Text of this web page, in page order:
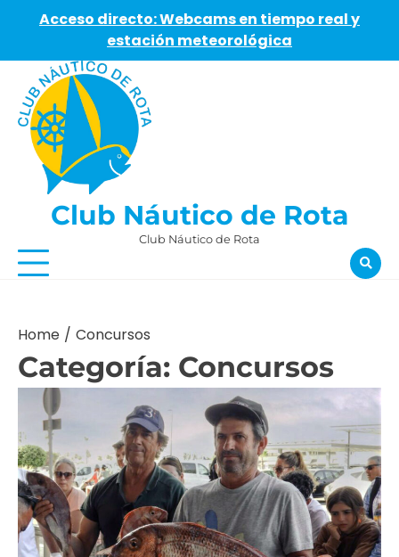
Acceso directo: Webcams en tiempo real y
estación meteorológica
content
Club Náutico de Rota
Club Náutico de Rota
Home Concursos
Categoría: Concursos